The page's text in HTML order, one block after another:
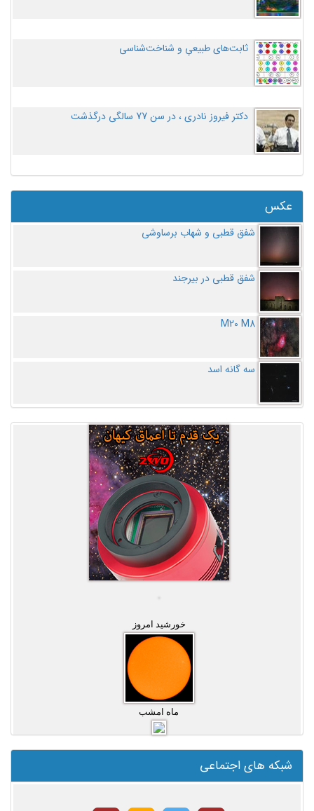
ثابت‌های طبیعیِ و شناخت‌شناسی
دکتر فیروز نادری ، در سن 77 سالگی درگذشت
عکس
شفق قطبی و شهاب برساوشی
شفق قطبی در بیرجند
M20 M8
سه گانه اسد
خورشید امروز
ماه امشب
شبکه های اجتماعی